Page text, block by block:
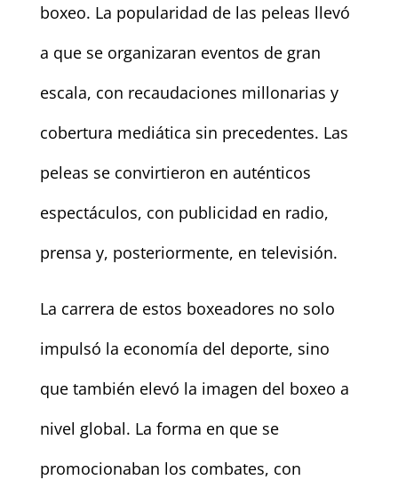
boxeo. La popularidad de las peleas llevó
a que se organizaran eventos de gran
escala, con recaudaciones millonarias y
cobertura mediática sin precedentes. Las
peleas se convirtieron en auténticos
espectáculos, con publicidad en radio,
prensa y, posteriormente, en televisión.
La carrera de estos boxeadores no solo
impulsó la economía del deporte, sino
que también elevó la imagen del boxeo a
nivel global. La forma en que se
promocionaban los combates, con